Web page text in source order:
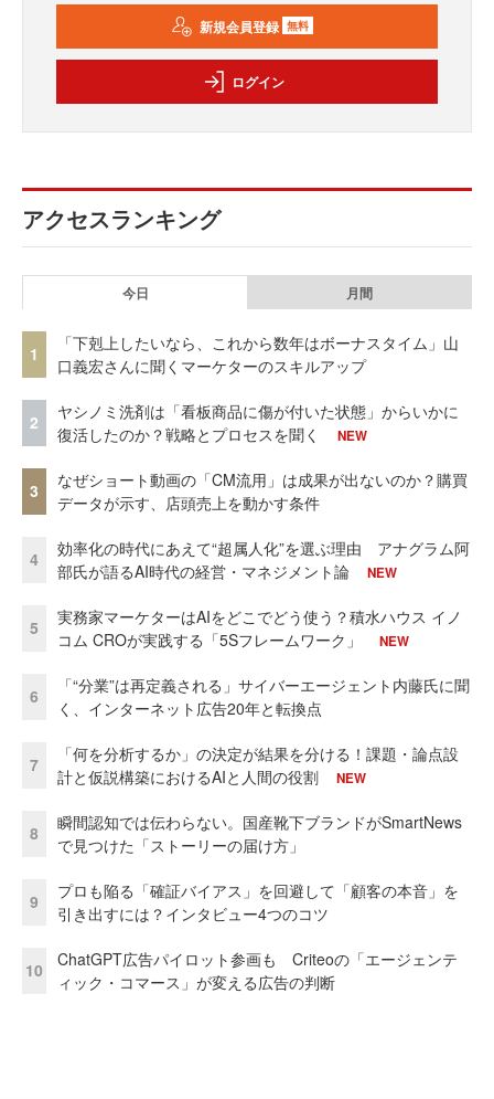
新規会員登録 無料
ログイン
アクセスランキング
今日 月間
1
「下剋上したいなら、これから数年はボーナスタイム」山
口義宏さんに聞くマーケターのスキルアップ
2
ヤシノミ洗剤は「看板商品に傷が付いた状態」からいかに
復活したのか？戦略とプロセスを聞く
NEW
3
なぜショート動画の「CM流用」は成果が出ないのか？購買
データが示す、店頭売上を動かす条件
4
効率化の時代にあえて“超属人化”を選ぶ理由 アナグラム阿
部氏が語るAI時代の経営・マネジメント論
NEW
5
実務家マーケターはAIをどこでどう使う？積水ハウス イノ
コム CROが実践する「5Sフレームワーク」
NEW
6
「“分業”は再定義される」サイバーエージェント内藤氏に聞
く、インターネット広告20年と転換点
7
「何を分析するか」の決定が結果を分ける！課題・論点設
計と仮説構築におけるAIと人間の役割
NEW
8
瞬間認知では伝わらない。国産靴下ブランドがSmartNews
で見つけた「ストーリーの届け方」
9
プロも陥る「確証バイアス」を回避して「顧客の本音」を
引き出すには？インタビュー4つのコツ
10
ChatGPT広告パイロット参画も Criteoの「エージェンテ
ィック・コマース」が変える広告の判断